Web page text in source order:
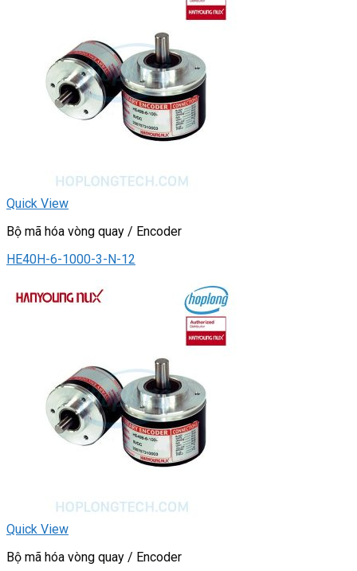
Quick View
Bộ mã hóa vòng quay / Encoder
HE40H-6-1000-3-N-12
Quick View
Bộ mã hóa vòng quay / Encoder